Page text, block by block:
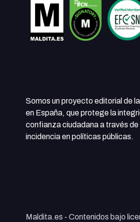
Somos un proyecto editorial de la
en España, que protege la
confianza ciudadana a través
incidencia en políticas públicas.
Maldita.es - Contenidos bajo